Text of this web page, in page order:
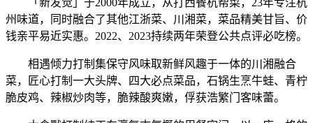
州味道，同时融合了其他江浙菜、川湘菜，菜品精美甘旨、价
钱亲平易近实惠。2022、2023持续两年荣登公共点评必吃榜。
相遇倾力打制集保守风味取新鲜风趣于一体的川湘融合
菜，匠心打制一大头牌、四大必点菜品，石锅生烹牛蛙、青柠
脆皮鸡、辣椒炒肉等，脆辣酸爽嫩，俘获浩繁门客味蕾。